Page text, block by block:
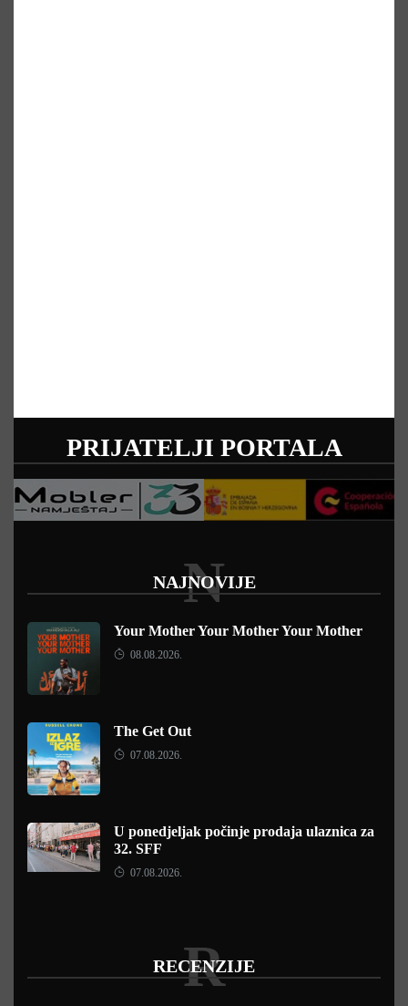
PRIJATELJI PORTALA
NAJNOVIJE
N
Your Mother Your Mother Your Mother
08.08.2026.
The Get Out
07.08.2026.
U ponedjeljak počinje prodaja ulaznica za
32. SFF
07.08.2026.
RECENZIJE
R